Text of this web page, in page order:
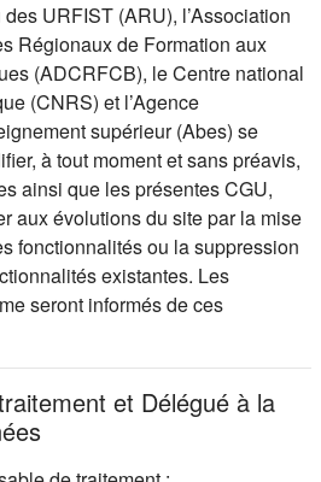
URFIST (ARU), l’Association
Régionaux de Formation aux
(ADCRFCB), le Centre national
(CNRS) et l’Agence
supérieur (Abes) se
à tout moment et sans préavis,
ainsi que les présentes CGU,
aux évolutions du site par la mise
fonctionnalités ou la suppression
existantes. Les
seront informés de ces
et Délégué à la